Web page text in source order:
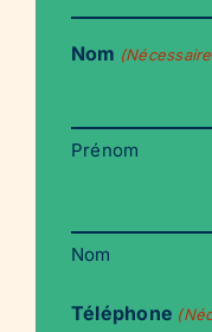
Nom
Prénom
Nom
Téléphone